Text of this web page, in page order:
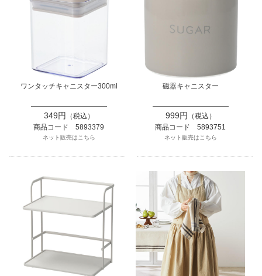
ワンタッチキャニスター300ml
349円
（税込）
商品コード 5893379
ネット販売はこちら
磁器キャニスター
999円
（税込）
商品コード 5893751
ネット販売はこちら